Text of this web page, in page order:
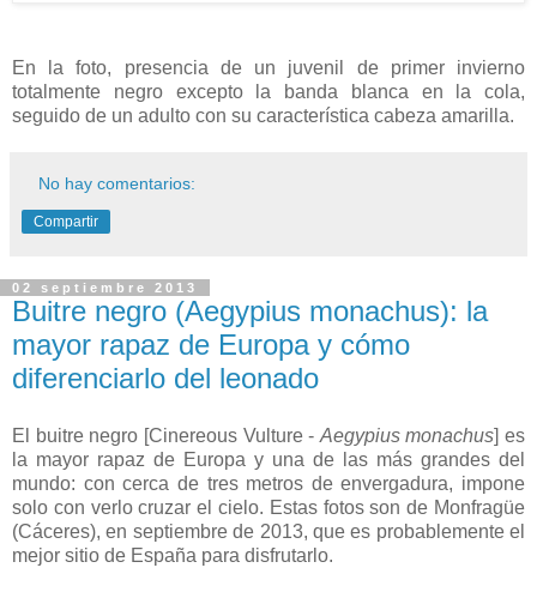
En la foto, presencia de un juvenil de primer invierno
totalmente negro excepto la banda blanca en la cola,
seguido de un adulto con su característica cabeza amarilla.
No hay comentarios:
Compartir
02 septiembre 2013
Buitre negro (Aegypius monachus): la
mayor rapaz de Europa y cómo
diferenciarlo del leonado
El buitre negro [Cinereous Vulture - Aegypius monachus] es
la mayor rapaz de Europa y una de las más grandes del
mundo: con cerca de tres metros de envergadura, impone
solo con verlo cruzar el cielo. Estas fotos son de Monfragüe
(Cáceres), en septiembre de 2013, que es probablemente el
mejor sitio de España para disfrutarlo.